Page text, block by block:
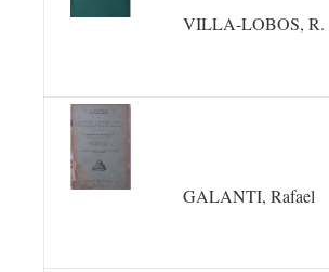
VILLA-LOBOS, R.
GALANTI, Rafael